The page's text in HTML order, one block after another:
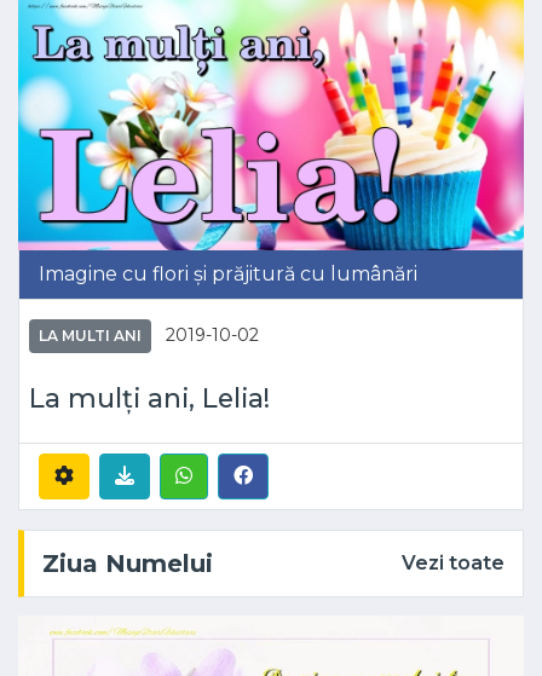
Imagine cu flori și prăjitură cu lumânări
LA MULTI ANI 2019-10-02
La mulți ani, Lelia!
Ziua Numelui Vezi toate